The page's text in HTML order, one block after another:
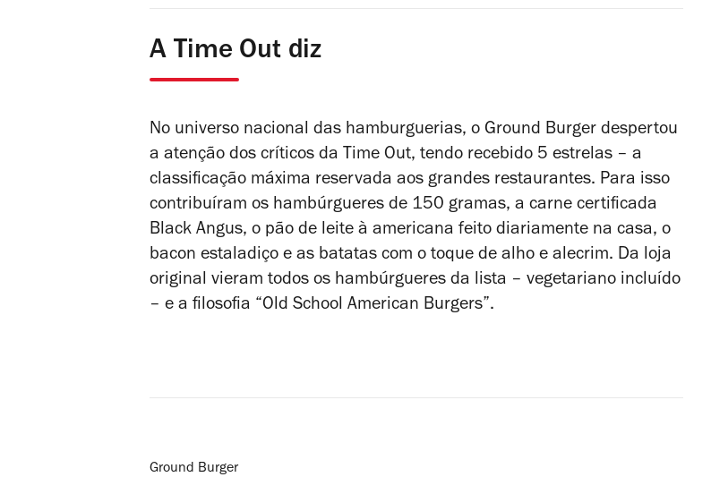
A Time Out diz
No universo nacional das hamburguerias, o Ground Burger despertou
a atenção dos críticos da Time Out, tendo recebido 5 estrelas – a
classificação máxima reservada aos grandes restaurantes. Para isso
contribuíram os hambúrgueres de 150 gramas, a carne certificada
Black Angus, o pão de leite à americana feito diariamente na casa, o
bacon estaladiço e as batatas com o toque de alho e alecrim. Da loja
original vieram todos os hambúrgueres da lista – vegetariano incluído
– e a filosofia “Old School American Burgers”.
Endereço
Ground Burger